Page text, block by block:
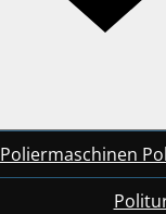
Poliermaschinen